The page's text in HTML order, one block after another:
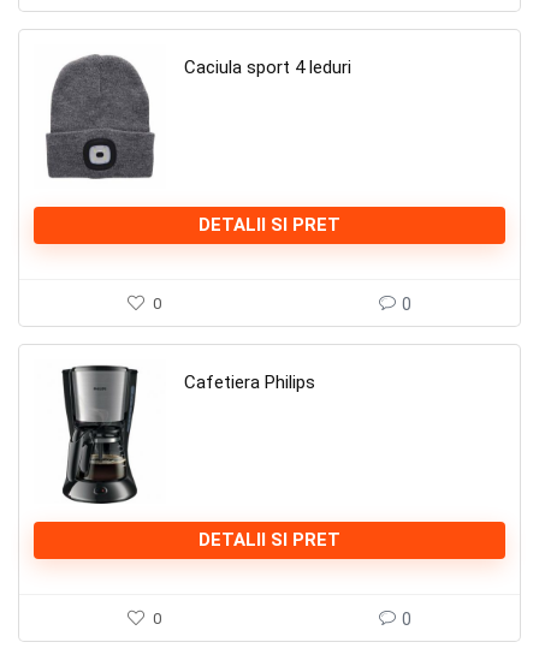
Caciula sport 4 leduri
DETALII SI PRET
0 0
Cafetiera Philips
DETALII SI PRET
0 0